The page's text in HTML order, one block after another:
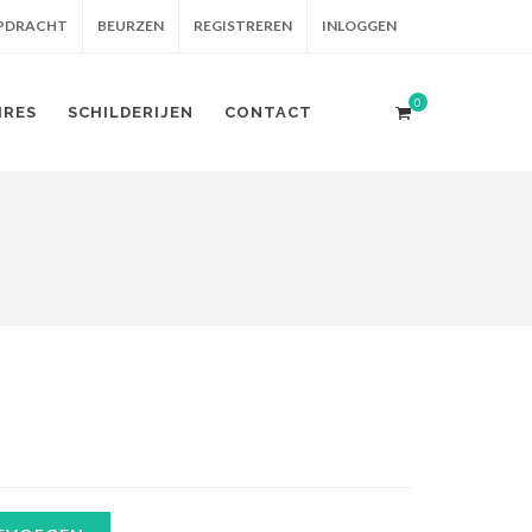
BEURZEN REGISTREREN INLOGGEN
SCHILDERIJEN CONTACT
0